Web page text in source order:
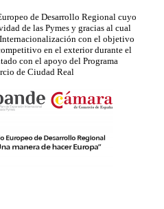
de Desarrollo Regional cuyo
de las Pymes y gracias al cual
con el objetivo
en el exterior durante el
con el apoyo del Programa
de Ciudad Real